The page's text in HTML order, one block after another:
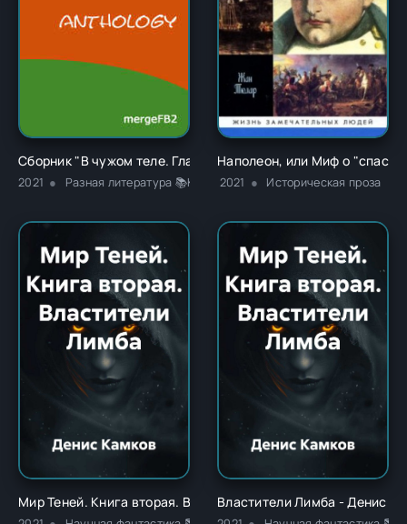
Сборник "В чужом теле. Глава 1" - Ричард Карл Лаймон
2021 Разная литература 📚Классика
Наполеон, или Миф о
2021 Историческая проза
Мир Теней. Книга вторая. Властители Лимба - Денис
Властители Лимба - Денис